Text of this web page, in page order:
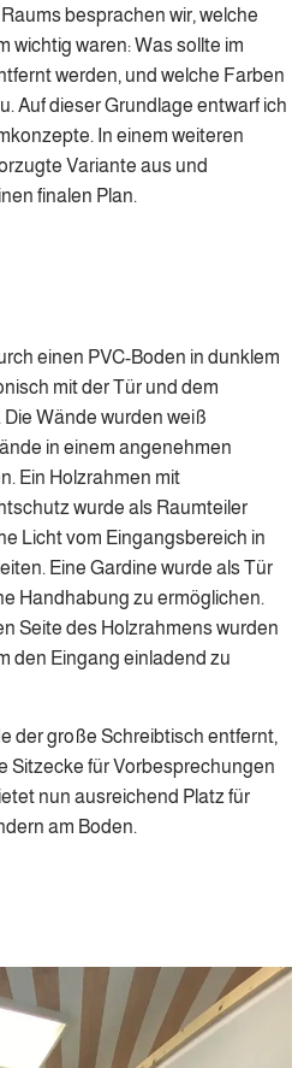
besprachen wir, welche
wichtig waren: Was sollte im
werden, und welche Farben
Auf dieser Grundlage entwarf ich
In einem weiteren
Variante aus und
finalen Plan.
einen PVC-Boden in dunklem
mit der Tür und dem
Wände wurden weiß
in einem angenehmen
Ein Holzrahmen mit
wurde als Raumteiler
Licht vom Eingangsbereich in
Eine Gardine wurde als Tür
Handhabung zu ermöglichen.
Seite des Holzrahmens wurden
den Eingang einladend zu
der große Schreibtisch entfernt,
Sitzecke für Vorbesprechungen
nun ausreichend Platz für
am Boden.